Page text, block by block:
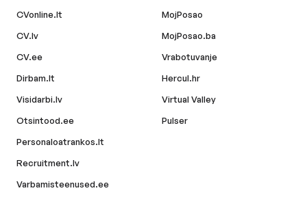
CVonline.lt
CV.lv
CV.ee
Dirbam.lt
Visidarbi.lv
Otsintood.ee
Personaloatrankos.lt
Recruitment.lv
Varbamisteenused.ee
MojPosao
MojPosao.ba
Vrabotuvanje
Hercul.hr
Virtual Valley
Pulser